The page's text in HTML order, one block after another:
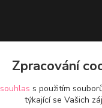
Zpracování
souhlas s použitím
týkající se Vašich